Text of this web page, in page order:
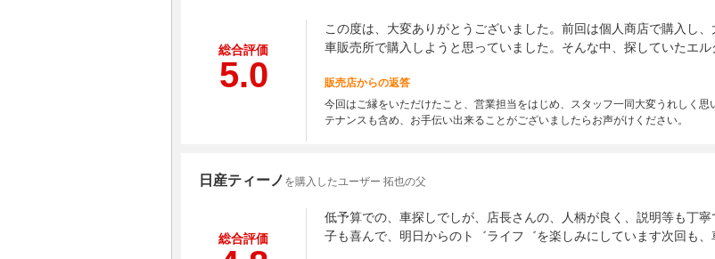
総合評価
5.0
この度は、大変ありがとうございました。前回は個人商店で購入し
車販売所で購入しようと思っていました。そんな中、探していたエ
販売店からの返答
今回はご縁をいただけたこと、営業担当をはじめ、スタッフ一同大変うれしく
テナンスも含め、お手伝い出来ることがございましたらお声がけください。
日産ティーノ を購入したユーザー 拓也の父
総合評価
低予算での、車探しでしが、店長さんの、人柄が良く、説明等も丁
子も喜んで、明日からのト゛ライフ゛を楽しみにしています次回も